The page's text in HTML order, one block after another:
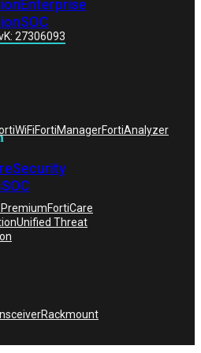
Enterprise
SOC
Security
SOC
27306093
FortiManagerFortiAnalyzer
FortiCare
Unified Threat
Rackmount